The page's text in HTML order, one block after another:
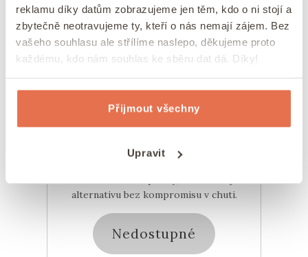
reklamu díky datům zobrazujeme jen těm, kdo o ni stojí a
zbytečně neotravujeme ty, kteří o nás nemají zájem. Bez
vašeho souhlasu ale střílíme naslepo, děkujeme proto
každému, kdo nám souhlas ke sběru dat dá. Díky!
Přijmout všechny
Upravit
Veganská belgická čokoláda hořká bez
mléka 250 g
Nemůžete mléko, ale milujete čokoládu? Pak
mléčných složek si belgická hořká čokoláda
alternativu bez kompromisu v chuti.
Nedostupné